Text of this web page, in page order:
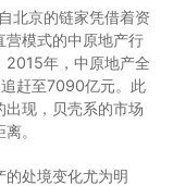
北京的链家凭借着资
营模式的中原地产行
2015年，中原地产全
赶至7090亿元。此
出现，贝壳系的市场
。
的处境变化尤为明